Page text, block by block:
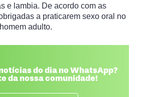
e lambia. De acordo com as
a praticarem sexo oral no
adulto.
do dia no WhatsApp?
da nossa comunidade!